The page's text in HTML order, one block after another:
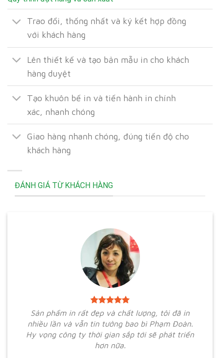
Trao đổi, thống nhất và ký kết hợp đồng
với khách hàng
Lên thiết kế và tạo bản mẫu in cho khách
hàng duyệt
Tạo khuôn bế in và tiến hành in chính
xác, nhanh chóng
Giao hàng nhanh chóng, đúng tiến độ cho
khách hàng
ĐÁNH GIÁ TỪ KHÁCH HÀNG
Sản phẩm in rất đẹp và chất lượng, tôi đã in
nhiều lần và vẫn tin tưởng bao bì Phạm Đoàn.
Hy vọng công ty thời gian sắp tới sẽ phát triển
hơn nữa.